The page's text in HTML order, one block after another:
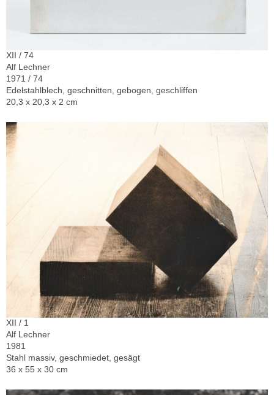
XII / 74
Alf Lechner
1971 / 74
Edelstahlblech, geschnitten, gebogen, geschliffen
20,3 x 20,3 x 2 cm
XII / 1
Alf Lechner
1981
Stahl massiv, geschmiedet, gesägt
36 x 55 x 30 cm